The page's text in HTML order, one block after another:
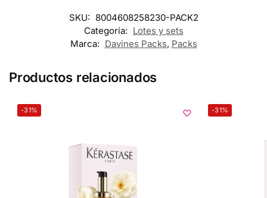
SKU: 8004608258230-PACK2
Categoría: Lotes y sets
Marca: Davines Packs, Packs
Productos relacionados
-31% -31%